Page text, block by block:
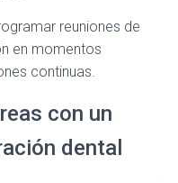
reuniones de
en momentos
continuas.
con un
dental